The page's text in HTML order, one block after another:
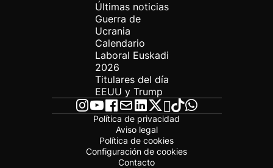
Últimas noticias
Guerra de
Ucrania
Calendario
Laboral Euskadi
2026
Titulares del día
EEUU y Trump
Política de privacidad
Aviso legal
Política de cookies
Configuración de cookies
Contacto